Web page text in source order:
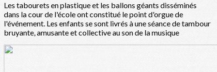
Les tabourets en plastique et les ballons géants disséminés
dans la cour de l'école ont constitué le point d'orgue de
l'événement. Les enfants se sont livrés à une séance de tambour
bruyante, amusante et collective au son de la musique